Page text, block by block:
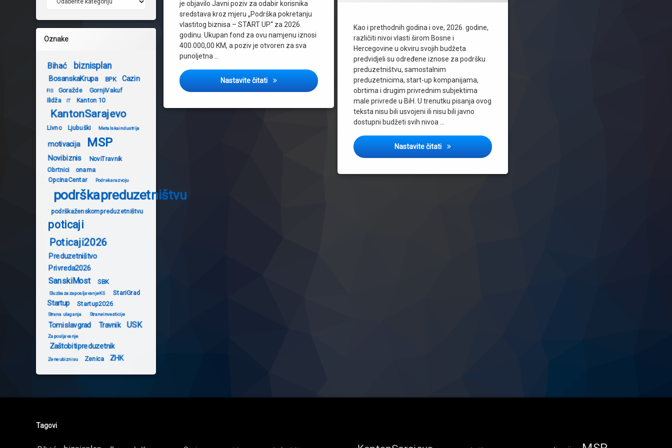
je objavilo Javni poziv za odabir korisnika
sredstava kroz mjeru „Podrška pokretanju
vlastitog biznisa – START UP“ za 2026.
godinu. Ukupan fond za ovu namjenu iznosi
400.000,00 KM, a poziv je otvoren za sva
punoljetna …
Nastavite čitati Prilika za buduće poduzetnike u USK: Ministarstvo privrede osiguralo 400.000 KM za START-UP ideje
Kao i prethodnih godina i ove, 2026. godine,
različiti nivoi vlasti širom Bosne i
Hercegovine u okviru svojih budžeta
predvidjeli su određene iznose za podršku
preduzetništvu, samostalnim
preduzetnicima, start-up kompanijama,
obrtima i drugim privrednim subjektima
male privrede u BiH. U trenutku pisanja ovog
teksta nisu bili usvojeni ili nisu bili javno
dostupni budžeti svih nivoa …
Nastavite čitati POTICAJI PREDUZETNIŠTVU U KANTONIMA I OPĆINAMA U FEDERACIJI
Tomislavgrad
Tuzla
USK
Visoko
ZDK
Zenica
Živinice
Oznake
Bihać biznisplan
BosanskaKrupa BPK Cazin
FIS Goražde
GornjiVakuf
Ilidža
IT Kanton 10
KantonSarajevo
Livno Ljubuški Metalskaindustrija
motivacija MSP
Novibiznis
NoviTravnik
Obrtnici
onama
OpcinaCentar
Podrskarazvoju
podrškapreduzetništvu
podrškaženskompreduzetništvu
poticaji
Poticaji2026
Preduzetništvo
Privreda2026
SanskiMost SBK
SluzbazazaposljavanjeKS StariGrad
Startup Startup2026
Strana ulaganja Straneinvesticije
Tomislavgrad Travnik USK
Zaposljavanje
Zaštobitipreduzetnik
Zeneubiznisu Zenica ZHK
Tagovi